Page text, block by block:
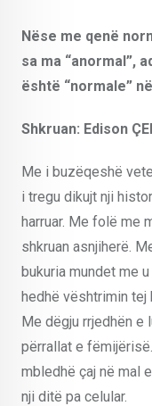
Nëse me qenë
sa ma “anormal”,
është “normale”
Shkruan: Edison
Me i buzëqeshë
i tregu dikujt nji
harruar. Me folë me
shkruan asnjiherë.
bukuria mundet me
hedhë vështrimin tej
Me dëgju rrjedhën e
përrallat e
mbledhë çaj në mal
nji ditë pa celular.